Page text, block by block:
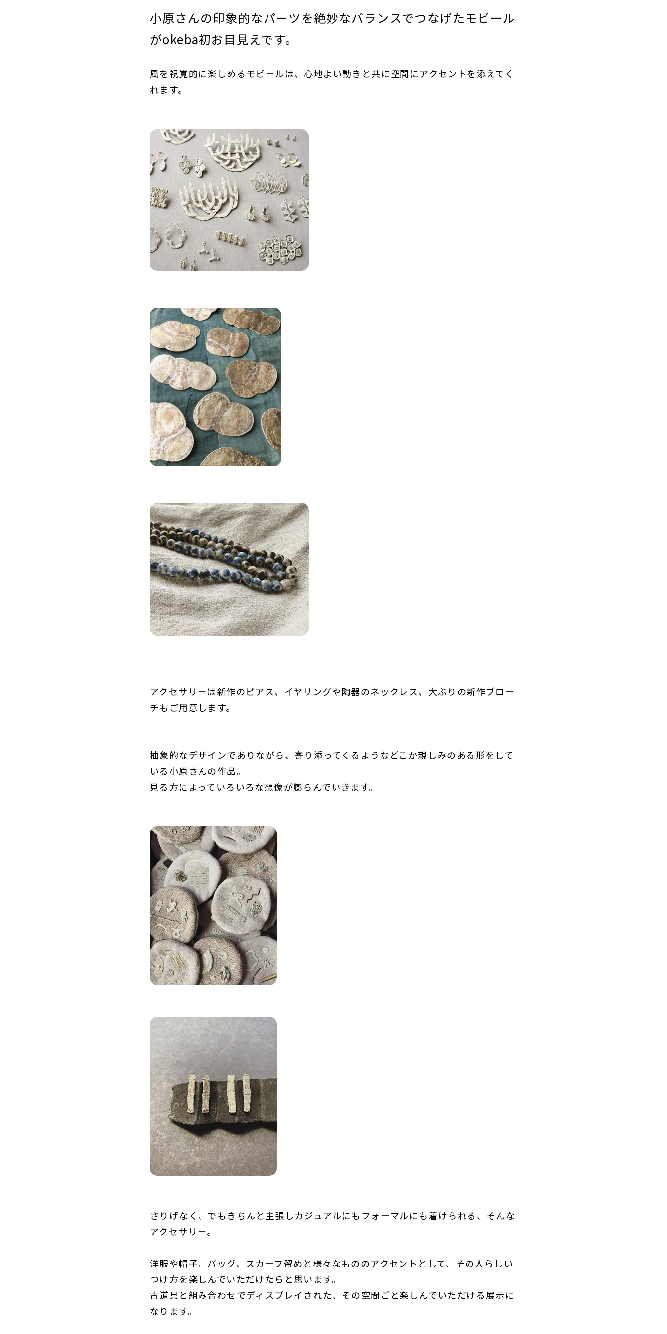
小原さんの印象的なパーツを絶妙なバランスでつなげたモビール
がokeba初お目見えです。
風を視覚的に楽しめるモビールは、心地よい動きと共に空間にアクセントを添えてく
れます。
アクセサリーは新作のピアス、イヤリングや陶器のネックレス、大ぶりの新作ブロー
チもご用意します。
抽象的なデザインでありながら、寄り添ってくるようなどこか親しみのある形をして
いる小原さんの作品。
見る方によっていろいろな想像が膨らんでいきます。
さりげなく、でもきちんと主張しカジュアルにもフォーマルにも着けられる、そんな
アクセサリー。
洋服や帽子、バッグ、スカーフ留めと様々なもののアクセントとして、その人らしい
つけ方を楽しんでいただけたらと思います。
古道具と組み合わせでディスプレイされた、その空間ごと楽しんでいただける展示に
なります。